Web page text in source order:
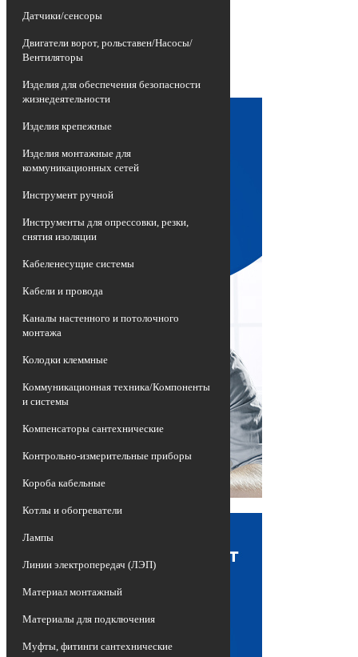
Датчики/сенсоры
Двигатели ворот, рольставен/Насосы/
Вентиляторы
Изделия для обеспечения безопасности
жизнедеятельности
Изделия крепежные
Изделия монтажные для
коммуникационных сетей
Инструмент ручной
Инструменты для опрессовки, резки,
снятия изоляции
Кабеленесущие системы
Кабели и провода
Каналы настенного и потолочного
монтажа
Колодки клеммные
Коммуникационная техника/Компоненты
и системы
Компенсаторы сантехнические
Контрольно-измерительные приборы
Короба кабельные
Котлы и обогреватели
Лампы
Линии электропередач (ЛЭП)
Материал монтажный
Материалы для подключения
Муфты, фитинги сантехнические
электропередач, представляющих собой
опасности, на более эффективные и
долговечные приспособления -
СИП.